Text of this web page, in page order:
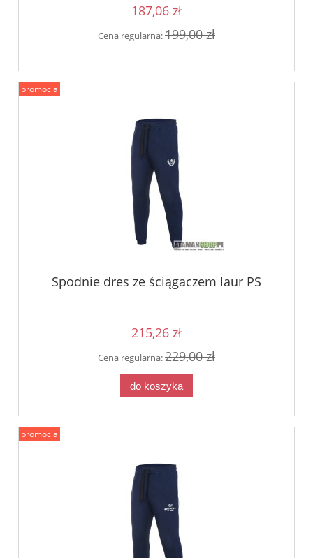
187,06 zł
Cena regularna:199,00 zł
Spodnie dres ze ściągaczem laur PS
215,26 zł
Cena regularna:229,00 zł
do koszyka
promocja
promocja